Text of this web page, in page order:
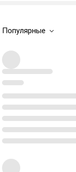
Популярные